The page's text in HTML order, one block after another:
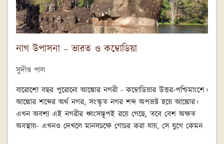
নাগ উপাসনা – ভারত ও কম্বোডিয়া
সুদীপ্ত পাল
বারোশো বছর পুরোনো আঙ্কোর নগরী - কম্বোডিয়ার উত্তর-পশ্চিমাংশে।
আঙ্কোর শব্দের অর্থ নগর, সংস্কৃত নগর শব্দ অপভ্রষ্ট হয়ে আঙ্কোর।
এখন অবশ্য এই নগরীর ধ্বংসস্তূপই রয়ে গেছে, তবে বেশ অক্ষত
অবস্থায়- এখনও দেখলে মানসচক্ষে গোচর করা যায়, সে যুগে কেমন